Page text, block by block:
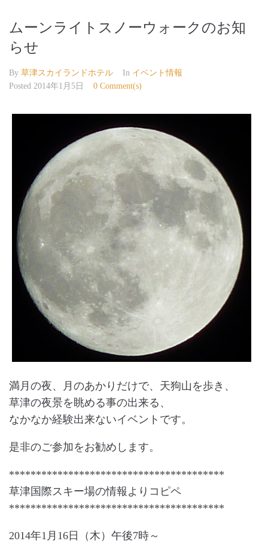
ムーンライトスノーウォークのお知
らせ
By 草津スカイランドホテル In イベント情報
Posted 2014年1月5日 0 Comment(s)
満月の夜、月のあかりだけで、天狗山を歩き、
草津の夜景を眺める事の出来る、
なかなか経験出来ないイベントです。
是非のご参加をお勧めします。
****************************************
草津国際スキー場の情報よりコピペ
****************************************
2014年1月16日（木）午後7時～